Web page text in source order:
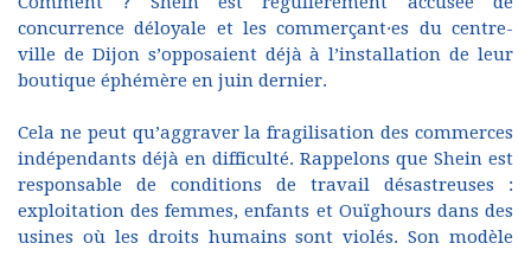
concurrence déloyale et les commerçant·es du centre-
ville de Dijon s’opposaient déjà à l’installation de leur
boutique éphémère en juin dernier.
Cela ne peut qu’aggraver la fragilisation des commerces
indépendants déjà en difficulté. Rappelons que Shein est
responsable de conditions de travail désastreuses :
exploitation des femmes, enfants et Ouïghours dans des
usines où les droits humains sont violés. Son modèle